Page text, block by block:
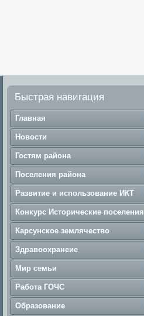
Быстрая навигация
Главная
Новости
Гостям района
Поселения района
Развитие и использование ИКТ
Конкурс Исторические поселения
Карсунское землячество
Здравоохранеие
Мир семьи
Работа ГОЧС
Образование